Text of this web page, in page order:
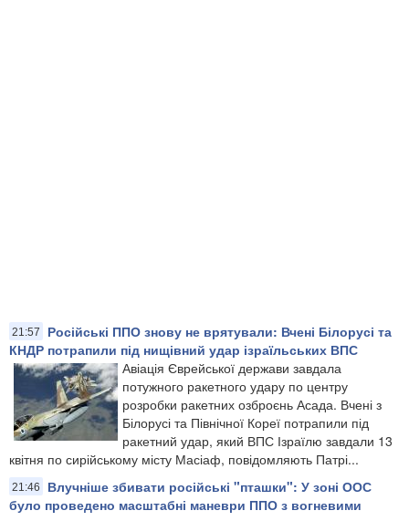
21:57
​Російські ППО знову не врятували: Вчені Білорусі та
КНДР потрапили під нищівний удар ізраїльських ВПС
Авіація Єврейської держави завдала
потужного ракетного удару по центру
розробки ракетних озброєнь Асада. Вчені з
Білорусі та Північної Кореї потрапили під
ракетний удар, який ВПС Ізраїлю завдали 13
квітня по сирійському місту Масіаф, повідомляють Патрі...
21:46
Влучніше збивати російські "пташки": У зоні ООС
було проведено масштабні маневри ППО з вогневими